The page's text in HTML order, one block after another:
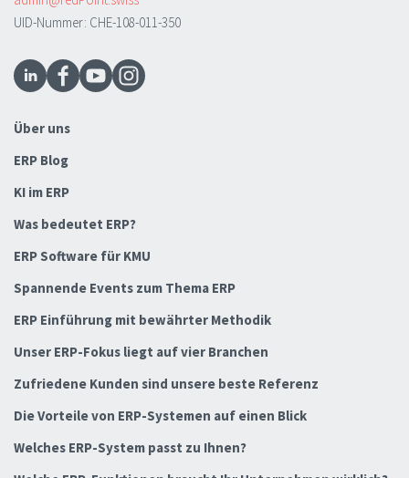
UID-Nummer: CHE-108-011-350
Über uns
ERP Blog
KI im ERP
Was bedeutet ERP?
ERP Software für KMU
Spannende Events zum Thema ERP
ERP Einführung mit bewährter Methodik
Unser ERP-Fokus liegt auf vier Branchen
Zufriedene Kunden sind unsere beste Referenz
Die Vorteile von ERP-Systemen auf einen Blick
Welches ERP-System passt zu Ihnen?